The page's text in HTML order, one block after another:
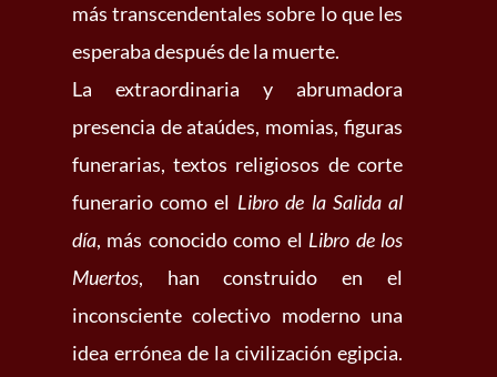
más transcendentales sobre lo que les
esperaba después de la muerte.
La extraordinaria y abrumadora
presencia de ataúdes, momias, figuras
funerarias, textos religiosos de corte
funerario como el Libro de la Salida al
día, más conocido como el Libro de los
Muertos, han construido en el
inconsciente colectivo moderno una
idea errónea de la civilización egipcia.